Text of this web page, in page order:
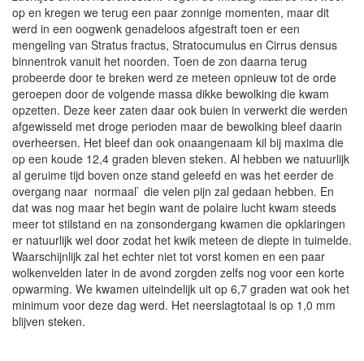
op en kregen we terug een paar zonnige momenten, maar dit
werd in een oogwenk genadeloos afgestraft toen er een
mengeling van Stratus fractus, Stratocumulus en Cirrus densus
binnentrok vanuit het noorden. Toen de zon daarna terug
probeerde door te breken werd ze meteen opnieuw tot de orde
geroepen door de volgende massa dikke bewolking die kwam
opzetten. Deze keer zaten daar ook buien in verwerkt die werden
afgewisseld met droge perioden maar de bewolking bleef daarin
overheersen. Het bleef dan ook onaangenaam kil bij maxima die
op een koude 12,4 graden bleven steken. Al hebben we natuurlijk
al geruime tijd boven onze stand geleefd en was het eerder de
overgang naar normaal` die velen pijn zal gedaan hebben. En
dat was nog maar het begin want de polaire lucht kwam steeds
meer tot stilstand en na zonsondergang kwamen die opklaringen
er natuurlijk wel door zodat het kwik meteen de diepte in tuimelde.
Waarschijnlijk zal het echter niet tot vorst komen en een paar
wolkenvelden later in de avond zorgden zelfs nog voor een korte
opwarming. We kwamen uiteindelijk uit op 6,7 graden wat ook het
minimum voor deze dag werd. Het neerslagtotaal is op 1,0 mm
blijven steken.